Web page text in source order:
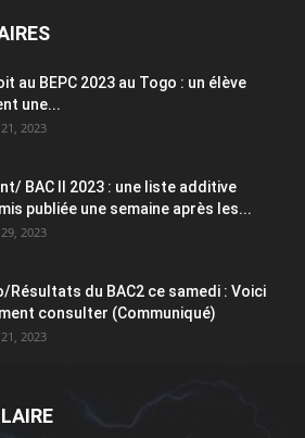
au BEPC 2023 au Togo : un élève
une...
2023
BAC II 2023 : une liste additive
publiée une semaine après les...
2023
Résultats du BAC2 ce samedi : Voici
consulter (Communiqué)
2023